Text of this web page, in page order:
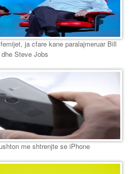
ja cfare kane paralajmeruar Bill
Steve Jobs
me shtrenjte se iPhone